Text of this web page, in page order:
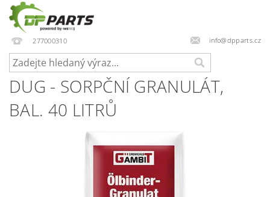
277000310 info@dpparts.cz
DUG - SORPČNÍ GRANULÁT,
BAL. 40 LITRŮ